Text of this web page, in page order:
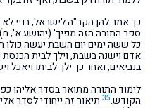
כך אמר להן הקב"ה לישראל, בניי
ספר התורה הזה מפיך' (יהושע א',
כל ששה ימים יום השבת יעשה כולו
אדם וישנה בשבת, וילך לבית
בנביאים, ואחר כך ילך לביתו ויאכל
לימוד התורה מתואר בסדר אליהו
הקודש.35 תיאור זה ייחודי לסדר